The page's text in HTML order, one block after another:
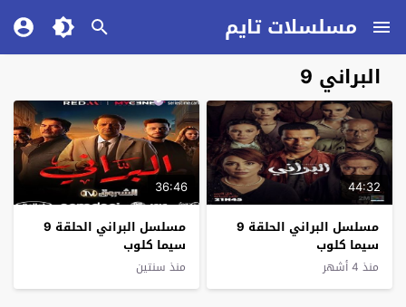
مسلسلات تايم
البراني 9
44:32
مسلسل البراني الحلقة 9
سيما كلوب
منذ 4 أشهر
36:46
مسلسل البراني الحلقة 9
سيما كلوب
منذ سنتين